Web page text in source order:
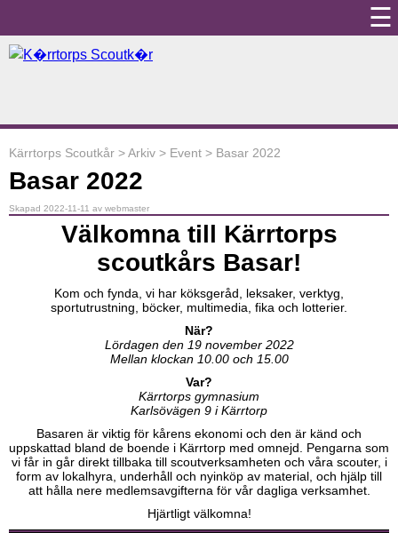
☰
Kärrtorps Scoutkår >Arkiv > Event > Basar 2022
Basar 2022
Skapad 2022-11-11 av webmaster
Välkomna till Kärrtorps
scoutkårs Basar!
Kom och fynda, vi har köksgeråd, leksaker, verktyg,
sportutrustning, böcker, multimedia, fika och lotterier.
När?
Lördagen den 19 november 2022
Mellan klockan 10.00 och 15.00
Var?
Kärrtorps gymnasium
Karlsövägen 9 i Kärrtorp
Basaren är viktig för kårens ekonomi och den är känd och
uppskattad bland de boende i Kärrtorp med omnejd. Pengarna som
vi får in går direkt tillbaka till scoutverksamheten och våra scouter, i
form av lokalhyra, underhåll och nyinköp av material, och hjälp till
att hålla nere medlemsavgifterna för vår dagliga verksamhet.
Hjärtligt välkomna!